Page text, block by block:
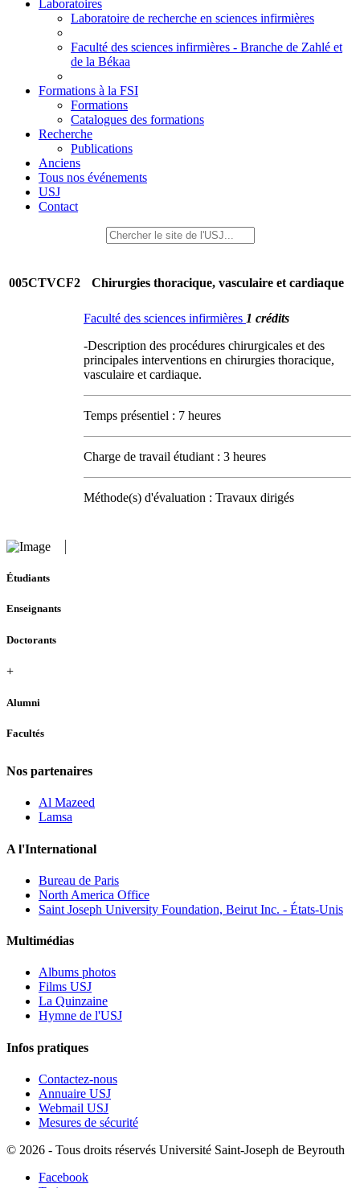
Laboratoires
Laboratoire de recherche en sciences infirmières
Faculté des sciences infirmières - Branche de Zahlé et
de la Békaa
Formations à la FSI
Formations
Catalogues des formations
Recherche
Publications
Anciens
Tous nos événements
USJ
Contact
005CTVCF2 Chirurgies thoracique, vasculaire et cardiaque
Faculté des sciences infirmières 1 crédits
-Description des procédures chirurgicales et des
principales interventions en chirurgies thoracique,
vasculaire et cardiaque.
Temps présentiel : 7 heures
Charge de travail étudiant : 3 heures
Méthode(s) d'évaluation : Travaux dirigés
Étudiants
Enseignants
Doctorants
+
Alumni
Facultés
Nos partenaires
Al Mazeed
Lamsa
A l'International
Bureau de Paris
North America Office
Saint Joseph University Foundation, Beirut Inc. - États-Unis
Multimédias
Albums photos
Films USJ
La Quinzaine
Hymne de l'USJ
Infos pratiques
Contactez-nous
Annuaire USJ
Webmail USJ
Mesures de sécurité
© 2026 - Tous droits réservés Université Saint-Joseph de Beyrouth
Facebook